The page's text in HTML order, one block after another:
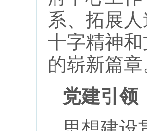
系、拓展
十字精神
的崭新篇章
党建引领